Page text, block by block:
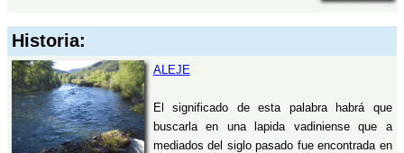
Historia:
ALEJE
El significado de esta palabra habrá que
buscarla en una lapida vadiniense que a
mediados del siglo pasado fue encontrada en